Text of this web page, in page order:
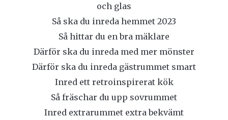
och glas
Så ska du inreda hemmet 2023
Så hittar du en bra mäklare
Därför ska du inreda med mer mönster
Därför ska du inreda gästrummet smart
Inred ett retroinspirerat kök
Så fräschar du upp sovrummet
Inred extrarummet extra bekvämt